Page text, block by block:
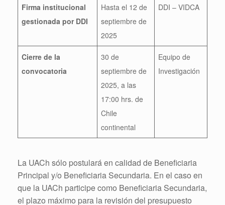
Firma institucional
gestionada por DDI
Hasta el 12 de
septiembre de
2025
DDI – VIDCA
Cierre de la
convocatoria
30 de
septiembre de
2025, a las
17:00 hrs. de
Chile
continental
Equipo de
Investigación
La UACh sólo postulará en calidad de Beneficiaria
Principal y/o Beneficiaria Secundaria. En el caso en
que la UACh participe como Beneficiaria Secundaria,
el plazo máximo para la revisión del presupuesto